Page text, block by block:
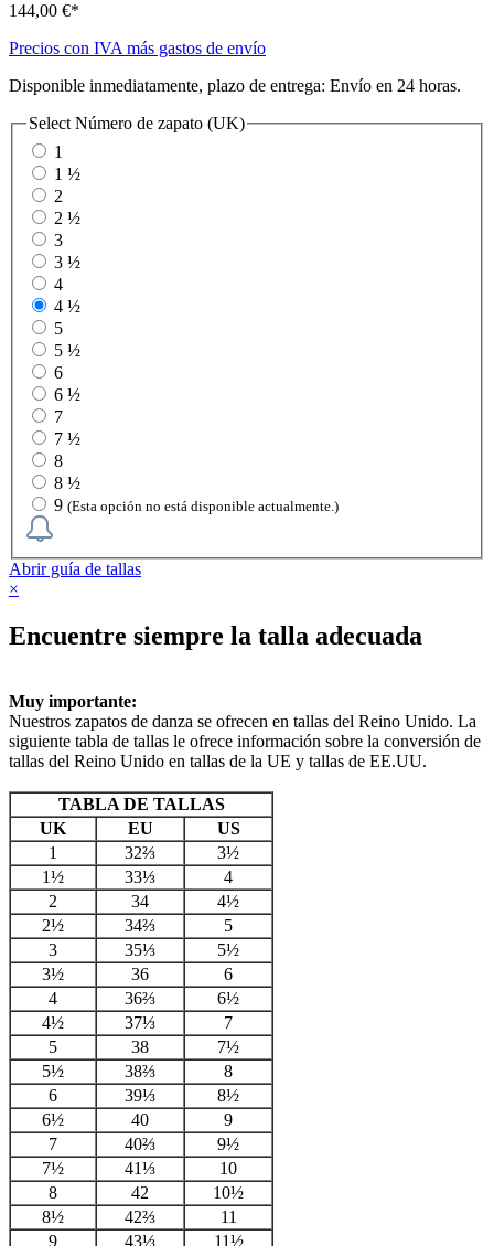
144,00 €*
Precios con IVA más gastos de envío
Disponible inmediatamente, plazo de entrega: Envío en 24 horas.
Select Número de zapato (UK)
1
1 ½
2
2 ½
3
3 ½
4
4 ½
5
5 ½
6
6 ½
7
7 ½
8
8 ½
9 (Esta opción no está disponible actualmente.)
Abrir guía de tallas
×
Encuentre siempre la talla adecuada
Muy importante:
Nuestros zapatos de danza se ofrecen en tallas del Reino Unido. La
siguiente tabla de tallas le ofrece información sobre la conversión de
tallas del Reino Unido en tallas de la UE y tallas de EE.UU.
TABLA DE TALLAS
UK
EU
US
1
32⅔
3½
1½
33⅓
4
2
34
4½
2½
34⅔
5
3
35⅓
5½
3½
36
6
4
36⅔
6½
4½
37⅓
7
5
38
7½
5½
38⅔
8
6
39⅓
8½
6½
40
9
7
40⅔
9½
7½
41⅓
10
8
42
10½
8½
42⅔
11
9
43⅓ 11½